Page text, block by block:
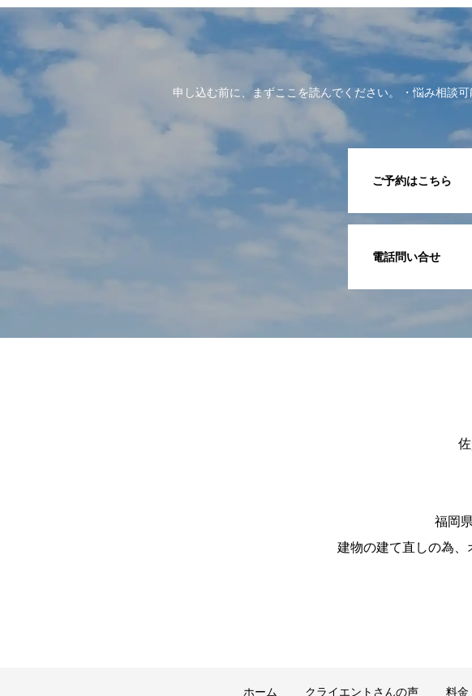
申し込む前に、まずここを読んでください。 悩み相談
ご予約はこちら
電話問い合せ
福岡
建物の建て直しの為
ホーム クライエントさんの声 料金